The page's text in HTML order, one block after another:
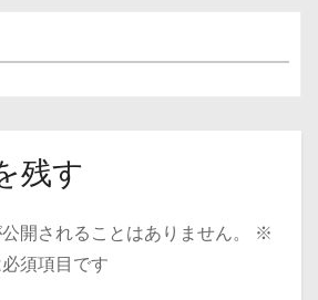
残す
開されることはありません。
※
須項目です